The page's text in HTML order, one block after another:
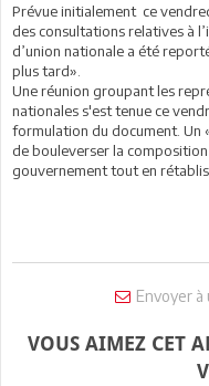
Prévue initialement ce
des consultations relatives à
d’union nationale a été
plus tard».
Une réunion groupant les
nationales s'est tenue ce
formulation du document. Un
de bouleverser la
gouvernement tout en
Envoyer à
VOUS AIMEZ CET